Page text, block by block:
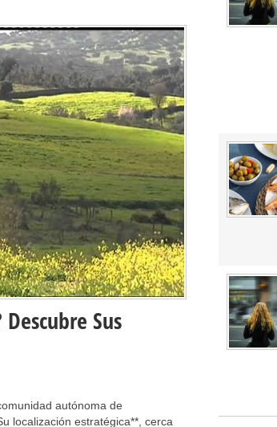
Sus
autónoma de
localización estratégica**, cerca